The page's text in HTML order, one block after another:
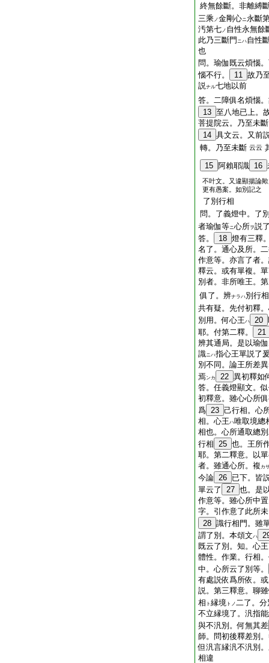
終無餘斷。非離縛
三乘 ノ金剛心ニ永斷
汚第七ノ 自性永無餘
此乃三斷門 ニハ自性
也
問。瑜伽既云煩惱
惱不行。
11 故乃
説ナル七地以前
答。二障俱名煩惱
13 至八地已上。
菩提院云。乃至未
14 具文云。又前
轉。乃至未斷 云云
15 阿賴耶識 16
不叶文。又違顯揚論
更有愚案。如別記之
了別行相
問。了義燈中。了
者瑜伽等ニ心所ヲ説
答。
18 燈有三釋
名了。通心及所。
作意等。亦言了者
釋云。或有單複。
別者。非所唯王。
俱了。辨ナラハ別行
共有疑。先付初釋
別用。何心王ハ 20
耶。付第二釋。
21
辨其通局。是以瑜伽
識ニハ指心王單説了
別不同。論王所差
焉ンカ 22 異初釋如
答。任義燈顯文。
初釋意。雖心心所
爲 23 己行相。心
相。心王ハ唯取境總
相也。心所通取總
行相 25 也。王所
耶。第二釋意。以
者。雖通心所。複 カ
今論 26 已下。皆
單云了
27 也。是
作意等。雖心所中
字。引作意了此所
28 識行相門。雖
謂了別。本頌文ハ
既云了別。知。心
體性。作業。行相
中。心所云了別等。
有處説依爲所依。
説。第三釋意。聊
相 ト 縁境 トノ二了。分
不立縁境了。汎指
與不汎別。何無其差
師。問初後釋差別
但汎言縁汎不汎別
相違